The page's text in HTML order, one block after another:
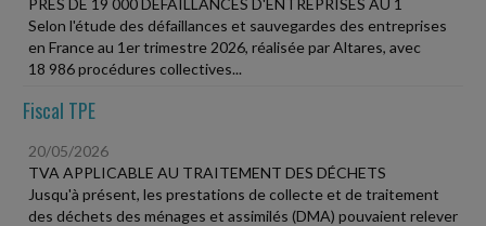
PRÈS DE 19 000 DÉFAILLANCES D'ENTREPRISES AU 1
Selon l'étude des défaillances et sauvegardes des entreprises
en France au 1er trimestre 2026, réalisée par Altares, avec
18 986 procédures collectives...
Fiscal TPE
20/05/2026
TVA APPLICABLE AU TRAITEMENT DES DÉCHETS
Jusqu'à présent, les prestations de collecte et de traitement
des déchets des ménages et assimilés (DMA) pouvaient relever